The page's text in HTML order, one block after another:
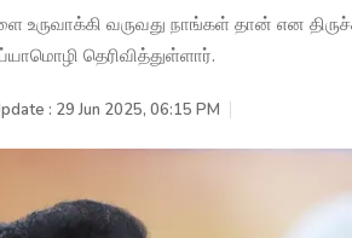
உருவாக்கி வருவது நாங்கள் தான் என
தெரிவித்துள்ளார்.
: 29 Jun 2025, 06:15 PM